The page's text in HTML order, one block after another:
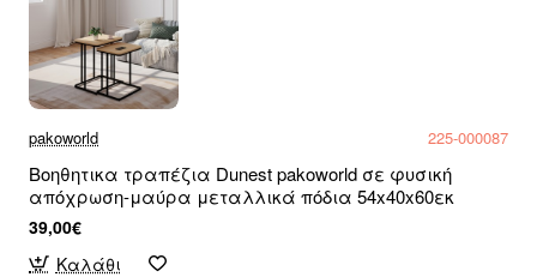
pakoworld 225-000087
Βοηθητικα τραπέζια Dunest pakoworld σε φυσική
απόχρωση-μαύρα μεταλλικά πόδια 54x40x60εκ
39,00€
Καλάθι